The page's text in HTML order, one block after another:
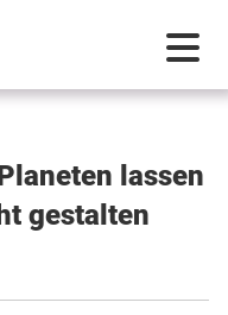
lassen
gestalten